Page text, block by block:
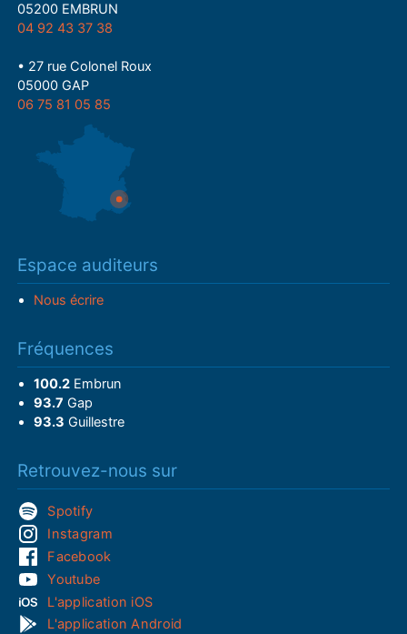
05200 EMBRUN
04 92 43 37 38
• 27 rue Colonel Roux
05000 GAP
06 75 81 05 85
Espace auditeurs
Nous écrire
Fréquences
100.2Embrun
93.7 Gap
93.3 Guillestre
Retrouvez-nous sur
Spotify
Instagram
Facebook
Youtube
L'application iOS
L'application Android